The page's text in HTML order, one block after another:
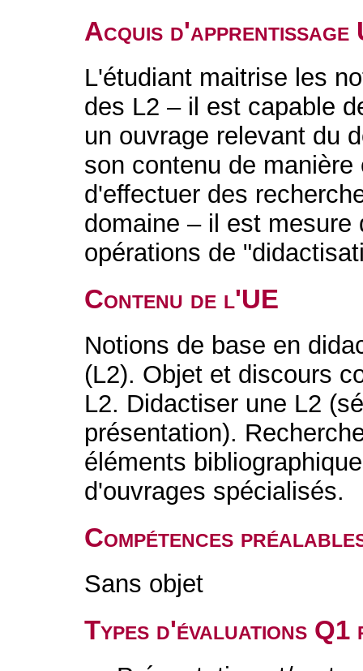
Acquis d'apprentissage
L'étudiant maitrise les
des L2 – il est capable
un ouvrage relevant du
son contenu de
d'effectuer des
domaine – il est
opérations de
Contenu de l'UE
Notions de base en
(L2). Objet et discours
L2. Didactiser une L2
présentation).
éléments
d'ouvrages spécialisés.
Compétences
Sans objet
Types d'évaluations